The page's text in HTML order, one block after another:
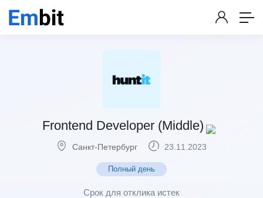
Frontend Developer (Middle)
Санкт-Петербург 23.11.2023
Полный день
Срок для отклика истек